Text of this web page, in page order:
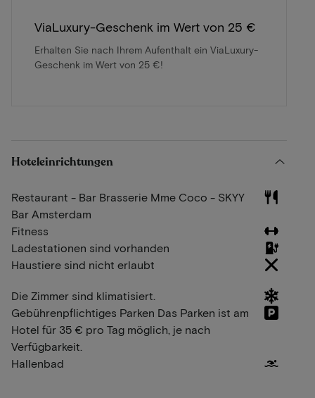
ViaLuxury-Geschenk im Wert von 25 €
Erhalten Sie nach Ihrem Aufenthalt ein ViaLuxury-
Geschenk im Wert von 25 €!
Hoteleinrichtungen
Restaurant - Bar Brasserie Mme Coco - SKYY
Bar Amsterdam
Fitness
Ladestationen sind vorhanden
Haustiere sind nicht erlaubt
Die Zimmer sind klimatisiert.
Gebührenpflichtiges Parken Das Parken ist am
Hotel für 35 € pro Tag möglich, je nach
Verfügbarkeit.
Hallenbad